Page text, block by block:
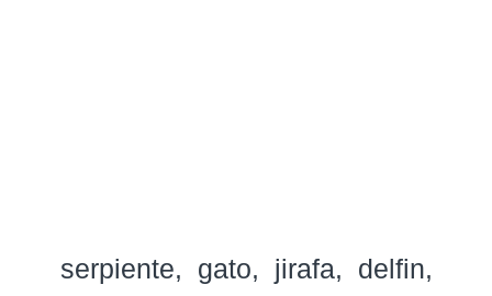
serpiente gato jirafa
delfin